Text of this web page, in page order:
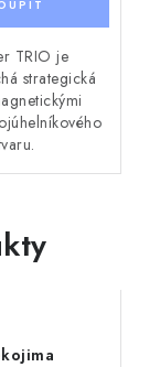
TRIO je
strategická